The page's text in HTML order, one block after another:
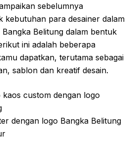
sebelumnya
kebutuhan para desainer dalam
Belitung dalam bentuk
ini adalah beberapa
dapatkan, terutama sebagai
sablon dan kreatif desain.
kaos custom dengan logo
dengan logo Bangka Belitung